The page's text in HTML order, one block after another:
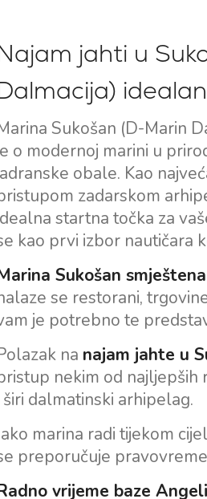
jahti u
Sukošan (D-Marin
o modernoj marini u
obale. Kao
zadarskom
startna točka za
kao prvi izbor nautičara
Sukošan
se restorani,
je potrebno te
na najam jahte u
nekim od najljepših
širi dalmatinski arhipelag.
marina radi tijekom
preporučuje
vrijeme baze